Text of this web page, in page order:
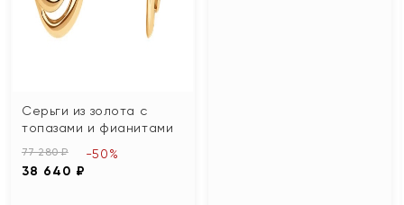
Серьги из золота с
топазами и фианитами
77 280 ₽
38 640 ₽
-50%